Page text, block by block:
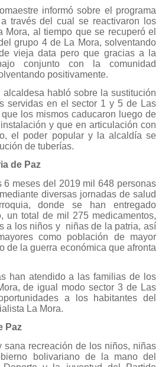
informó sobre el programa
través del cual se reactivaron los
Mora, al tiempo que se recuperó el
grupo 4 de La Mora, solventando
vieja data pero que gracias a la
conjunto con la comunidad
positivamente.
habló sobre la sustitución
servidas en el sector 1 y 5 de Las
los mismos caducaron luego de
y que en articulación con
el poder popular y la alcaldía se
de tuberías.
de Paz
6 meses del 2019 mil 648 personas
diversas jornadas de salud
donde se han entregado
un total de mil 275 medicamentos,
a los niños y niñas de la patria, así
como población de mayor
de la guerra económica que afronta
han atendido a las familias de los
de igual modo sector 3 de Las
a los habitantes del
La Mora.
Paz
sana recreación de los niños, niñas
bolivariano de la mano del